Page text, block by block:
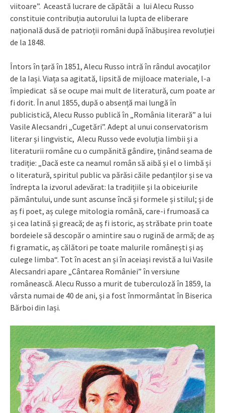
viitoare”. Această lucrare de căpătâi a lui Alecu Russo
constituie contribuția autorului la lupta de eliberare
națională dusă de patrioții români după înăbușirea revoluției
de la 1848.
Întors în țară în 1851, Alecu Russo intră în rândul avocaților
de la Iași. Viața sa agitată, lipsită de mijloace materiale, l-a
împiedicat să se ocupe mai mult de literatură, cum poate ar
fi dorit. În anul 1855, după o absență mai lungă în
publicistică, Alecu Russo publică în „România literară” a lui
Vasile Alecsandri „Cugetări”. Adept al unui conservatorism
literar și lingvistic, Alecu Russo vede evoluția limbii și a
literaturii române cu o cumpănită gândire, ținând seama de
tradiție: „Dacă este ca neamul român să aibă și el o limbă și
o literatură, spiritul public va părăsi căile pedanților și se va
îndrepta la izvorul adevărat: la tradițiile și la obiceiurile
pământului, unde sunt ascunse încă și formele și stilul; și de
aș fi poet, aș culege mitologia română, care-i frumoasă ca
și cea latină și greacă; de aș fi istoric, aș străbate prin toate
bordeiele să descopăr o amintire sau o rugină de armă; de aș
fi gramatic, aș călători pe toate malurile românești și aș
culege limba“. Tot în acest an și în aceiași revistă a lui Vasile
Alecsandri apare „Cântarea României” în versiune
românească. Alecu Russo a murit de tuberculoză în 1859, la
vârsta numai de 40 de ani, și a fost înmormântat în Biserica
Bărboi din Iași.